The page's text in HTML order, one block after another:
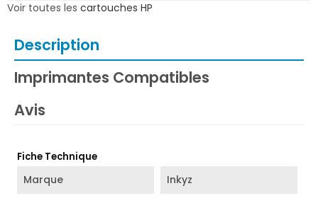
Voir toutes les cartouches HP
Description
Imprimantes Compatibles
Avis
Fiche Technique
Marque Inkyz